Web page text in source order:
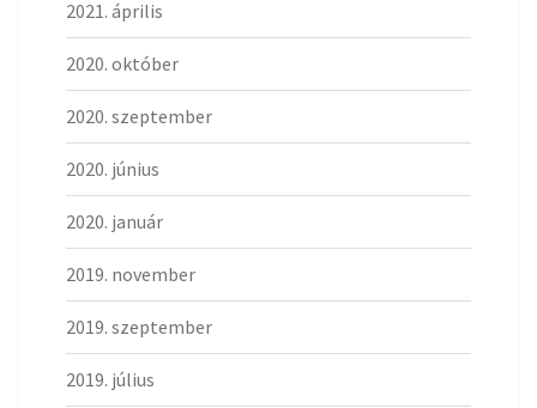
2021. április
2020. október
2020. szeptember
2020. június
2020. január
2019. november
2019. szeptember
2019. július